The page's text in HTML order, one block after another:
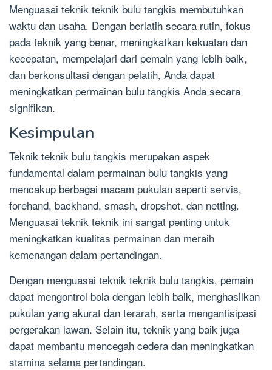
Menguasai teknik teknik bulu tangkis membutuhkan
waktu dan usaha. Dengan berlatih secara rutin, fokus
pada teknik yang benar, meningkatkan kekuatan dan
kecepatan, mempelajari dari pemain yang lebih baik,
dan berkonsultasi dengan pelatih, Anda dapat
meningkatkan permainan bulu tangkis Anda secara
signifikan.
Kesimpulan
Teknik teknik bulu tangkis merupakan aspek
fundamental dalam permainan bulu tangkis yang
mencakup berbagai macam pukulan seperti servis,
forehand, backhand, smash, dropshot, dan netting.
Menguasai teknik teknik ini sangat penting untuk
meningkatkan kualitas permainan dan meraih
kemenangan dalam pertandingan.
Dengan menguasai teknik teknik bulu tangkis, pemain
dapat mengontrol bola dengan lebih baik, menghasilkan
pukulan yang akurat dan terarah, serta mengantisipasi
pergerakan lawan. Selain itu, teknik yang baik juga
dapat membantu mencegah cedera dan meningkatkan
stamina selama pertandingan.